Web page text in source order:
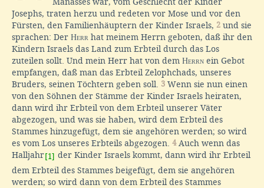
Josephs, traten herzu und redeten vor Mose und vor den
Fürsten, den Familienhäuptern der Kinder Israels, 2 und sie
sprachen: Der Herr hat meinem Herrn geboten, daß ihr den
Kindern Israels das Land zum Erbteil durch das Los
zuteilen sollt. Und mein Herr hat von dem Herrn ein Gebot
empfangen, daß man das Erbteil Zelophchads, unseres
Bruders, seinen Töchtern geben soll. 3 Wenn sie nun einen
von den Söhnen der Stämme der Kinder Israels heiraten,
dann wird ihr Erbteil von dem Erbteil unserer Väter
abgezogen, und was sie haben, wird dem Erbteil des
Stammes hinzugefügt, dem sie angehören werden; so wird
es vom Los unseres Erbteils abgezogen. 4Auch wenn das
Halljahr [1] der Kinder Israels kommt, dann wird ihr Erbteil
dem Erbteil des Stammes beigefügt, dem sie angehören
werden; so wird dann von dem Erbteil des Stammes